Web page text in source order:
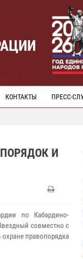
КОНТАКТЫ ПРЕСС-
И
по Кабардино-
совместно с
правопорядка